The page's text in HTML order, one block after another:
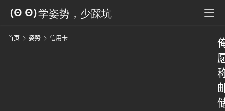
首页 姿势 信用卡